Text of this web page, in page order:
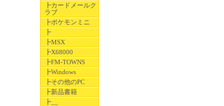
┣カードメールク
ラブ
┣ポケモンミニ
┣
┣MSX
┣X68000
┣FM-TOWNS
┣Windows
┣その他のPC
┣新品書籍
┣__